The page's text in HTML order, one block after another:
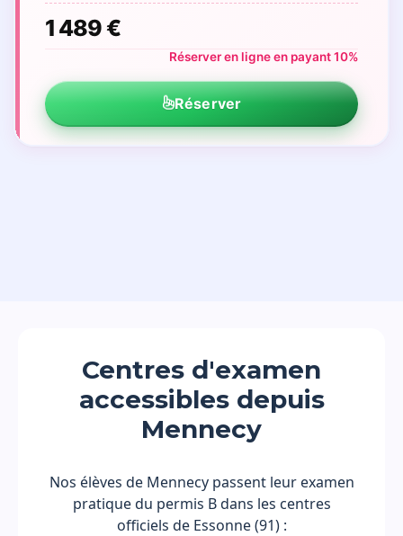
1 489 €
Réserver en ligne en payant 10%
Réserver
Centres d'examen
accessibles depuis
Mennecy
Nos élèves de Mennecy passent leur examen
pratique du permis B dans les centres
officiels de Essonne (91) :